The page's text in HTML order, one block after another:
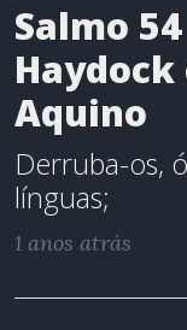
Salmo
Haydock
Aquino
Derruba-os,
línguas;
1 anos atrás